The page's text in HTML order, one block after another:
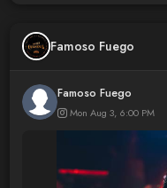
Famoso Fuego
Famoso Fuego
Mon Aug 3, 6:00 PM